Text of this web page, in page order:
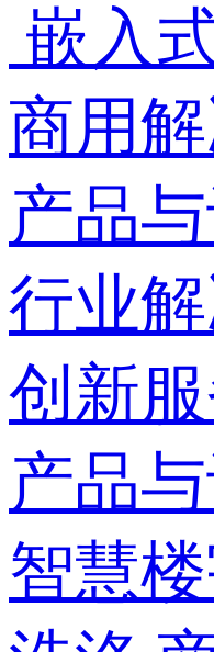
嵌入
商用
产品
行业
创新
产品
智慧